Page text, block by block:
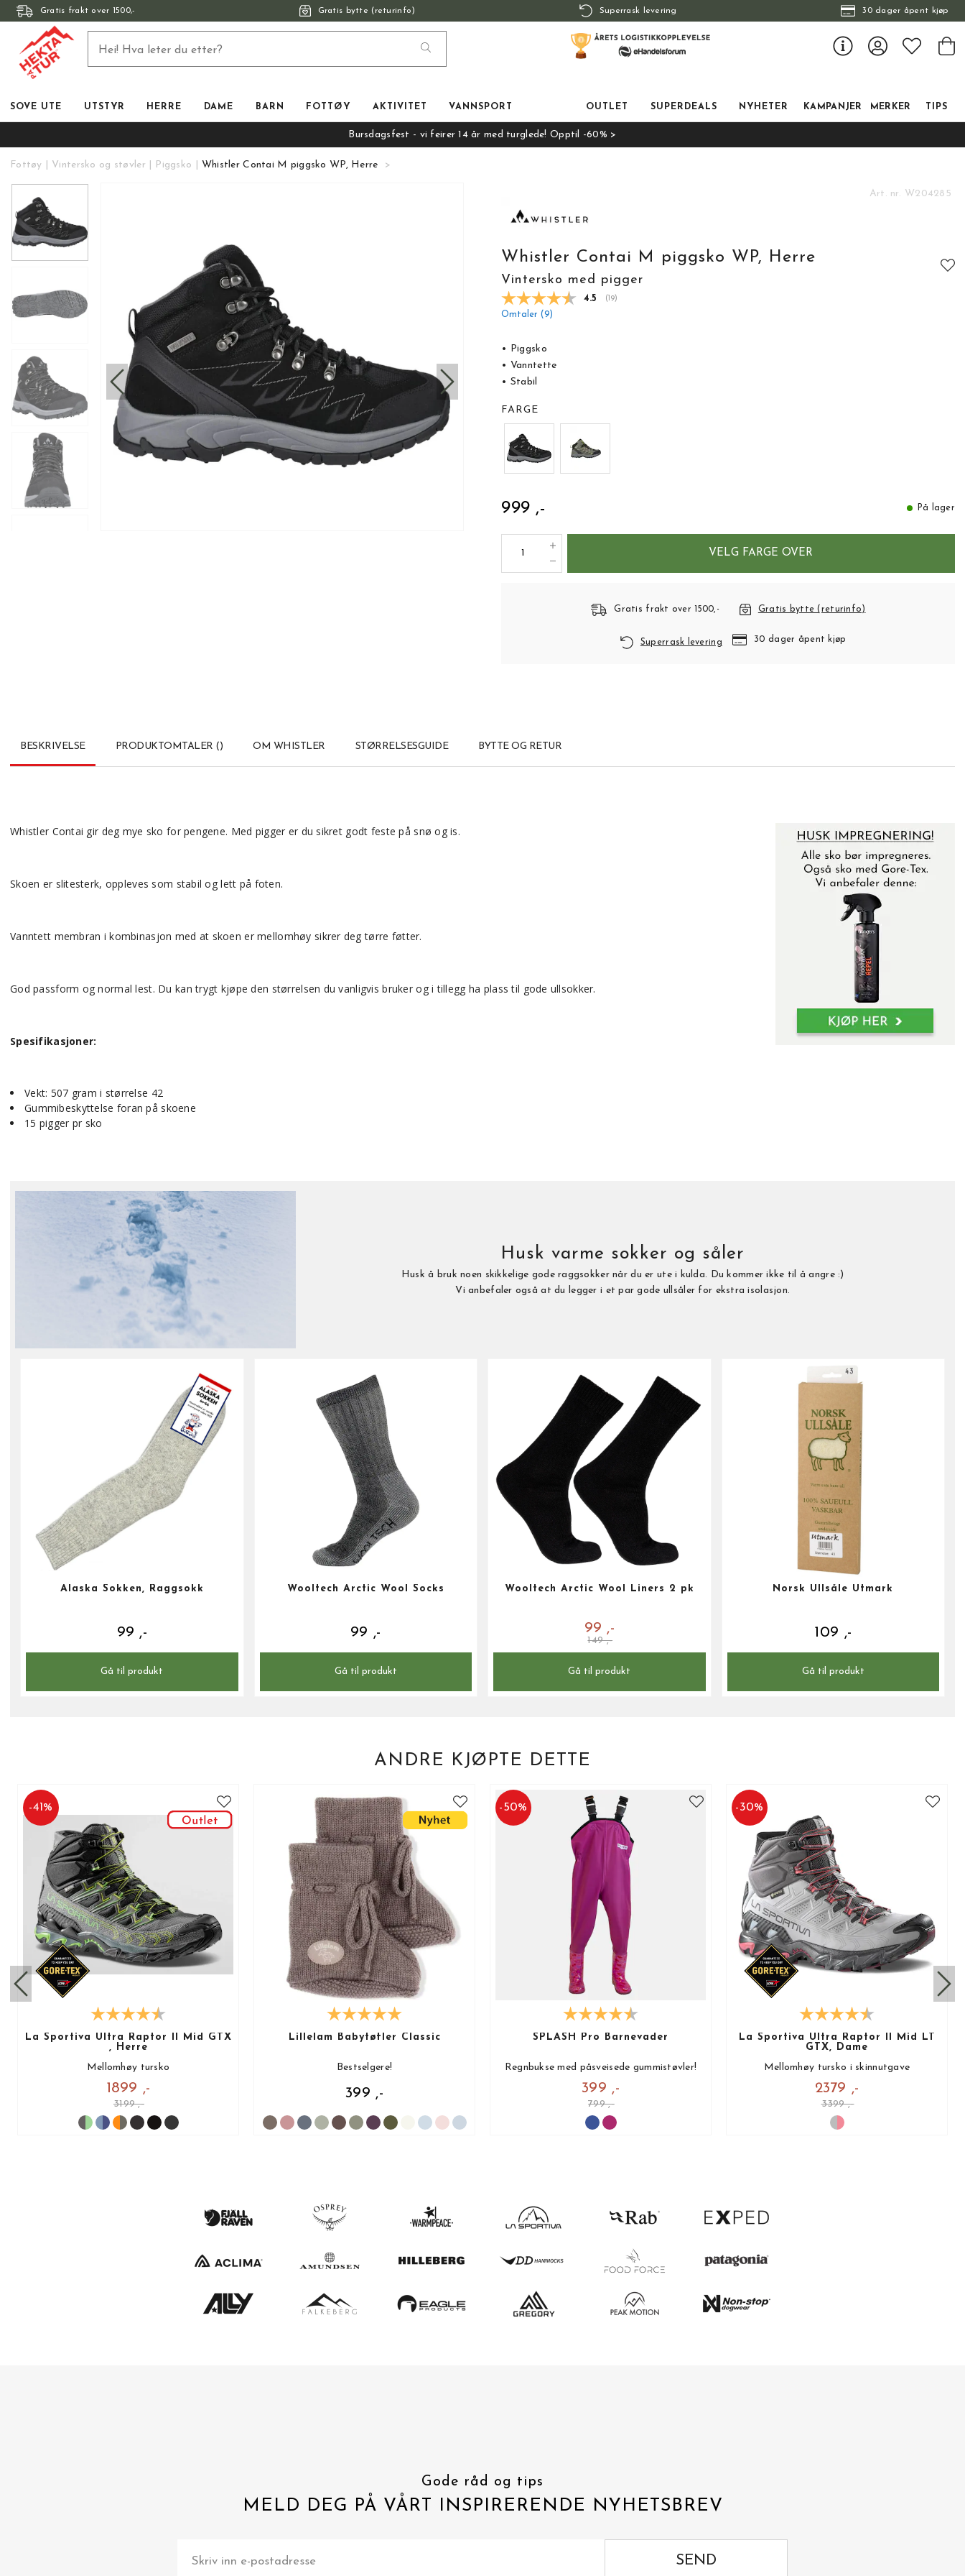
Gratis frakt over 1500,- Gratis bytte (returinfo) Superrask levering 30 dager åpent kjøp
SOVE UTE UTSTYR HERRE DAME BARN FOTTØY AKTIVITET VANNSPORT OUTLET SUPERDEALS NYHETER KAMPANJER MERKER TIPS
Bursdagsfest - vi feirer 14 år med turglede! Opptil -60% >
Fottøy Vintersko og støvler Piggsko Whistler Contai M piggsko WP, Herre
Art. nr. W204285
Whistler Contai M piggsko WP, Herre
Vintersko med pigger
Gjennomsnittskarakter:
4.5 ( stemmer:
19)
Omtaler (9)
• Piggsko
• Vanntette
• Stabil
FARGE
999 ,- På lager
VELG FARGE OVER
Gratis frakt over 1500,- Gratis bytte (returinfo)
Superrask levering 30 dager åpent kjøp
BESKRIVELSE PRODUKTOMTALER () OM WHISTLER STØRRELSESGUIDE BYTTE OG RETUR
Whistler Contai gir deg mye sko for pengene. Med pigger er du sikret godt feste på snø og is.
Skoen er slitesterk, oppleves som stabil og lett på foten.
Vanntett membran i kombinasjon med at skoen er mellomhøy sikrer deg tørre føtter.
God passform og normal lest. Du kan trygt kjøpe den størrelsen du vanligvis bruker og i tillegg ha plass til gode ullsokker.
Spesifikasjoner:
Vekt: 507 gram i størrelse 42
Gummibeskyttelse foran på skoene
15 pigger pr sko
Husk varme sokker og såler
Husk å bruk noen skikkelige gode raggsokker når du er ute i kulda. Du kommer ikke til å angre :)
Vi anbefaler også at du legger i et par gode ullsåler for ekstra isolasjon.
Alaska Sokken, Raggsokk
99 ,-
Gå til produkt
Wooltech Arctic Wool Socks
99 ,-
Gå til produkt
Wooltech Arctic Wool Liners 2 pk
99 ,-
149 ,-
Gå til produkt
Norsk Ullsåle Utmark
109 ,-
Gå til produkt
ANDRE KJØPTE DETTE
-41 %
La Sportiva Ultra Raptor II Mid GTX
, Herre
Mellomhøy tursko
1899 ,-
3199 ,-
Lillelam Babytøfler Classic
Bestselgere!
399 ,-
-50%
SPLASH Pro Barnevader
Regnbukse med påsveisede gummistøvler!
399 ,-
799 ,-
-30%
La Sportiva Ultra Raptor II Mid LT
GTX, Dame
Mellomhøy tursko i skinnutgave
2379 ,-
3399 ,-
Gode råd og tips
MELD DEG PÅ VÅRT INSPIRERENDE NYHETSBREV
SEND